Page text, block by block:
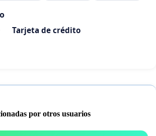
Tarjeta de crédito
por otros usuarios